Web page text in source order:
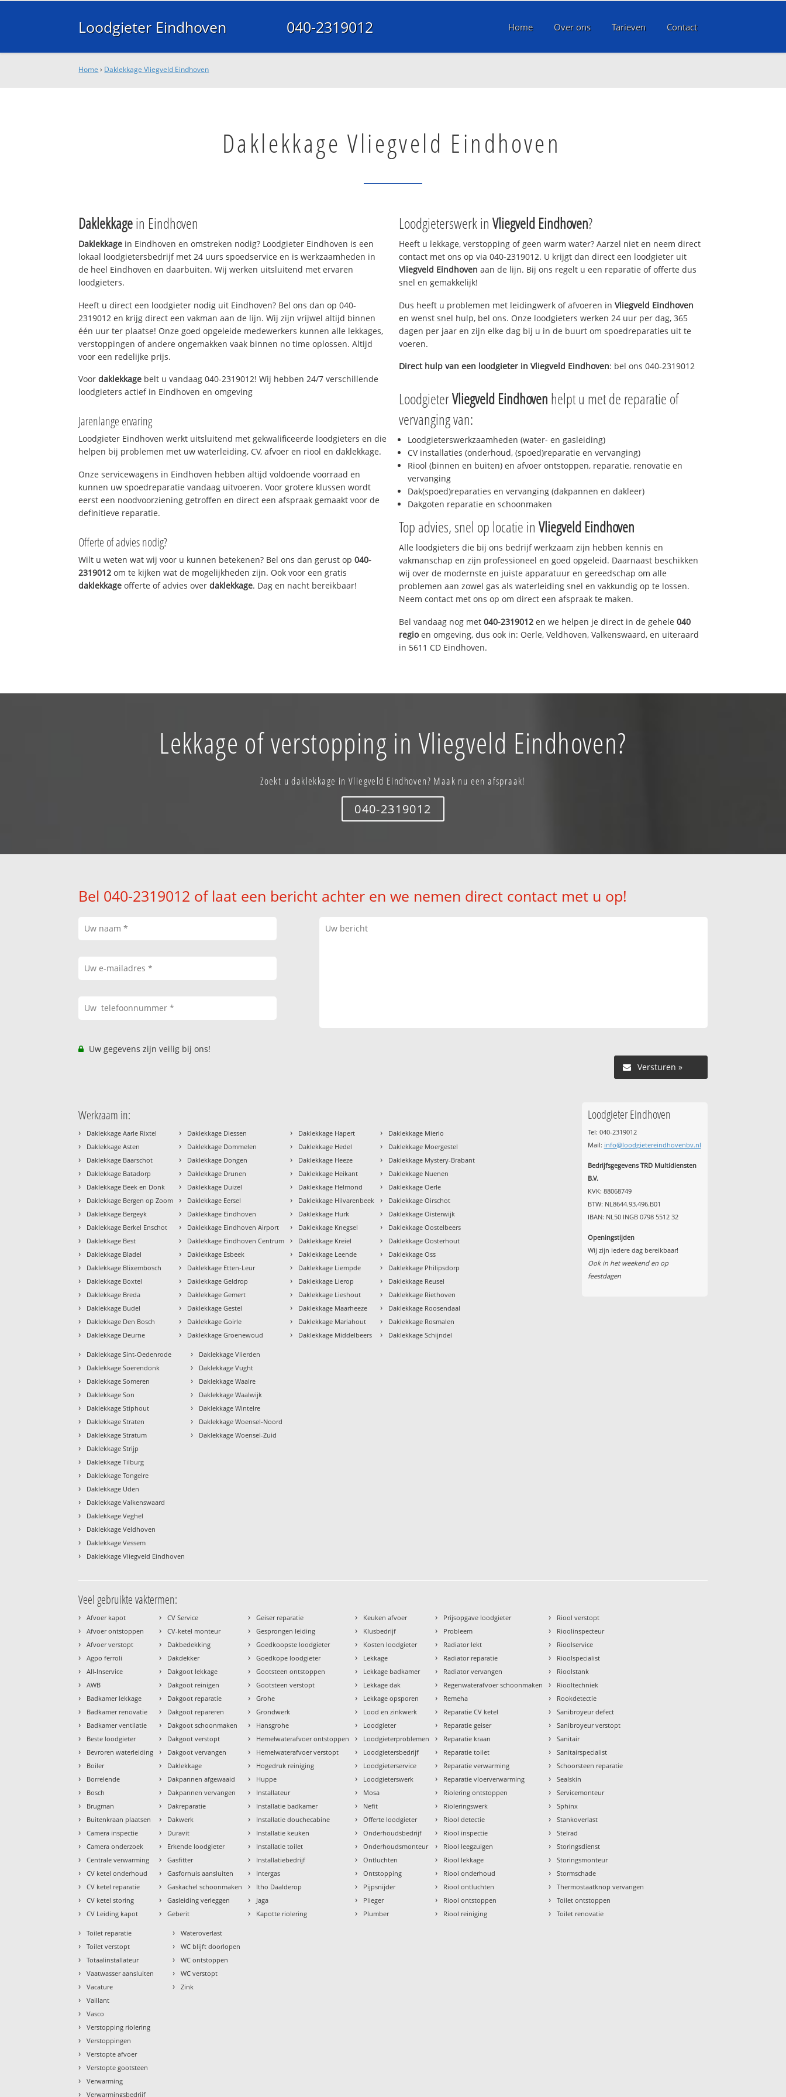
Loodgieter Eindhoven 040-2319012 Home Over ons Tarieven Contact
Home › Daklekkage Vliegveld Eindhoven
Daklekkage Vliegveld Eindhoven
Daklekkagein Eindhoven
Daklekkage in Eindhoven en omstreken nodig? Loodgieter Eindhoven is een
lokaal loodgietersbedrijf met 24 uurs spoedservice en is werkzaamheden in
de heel Eindhoven en daarbuiten. Wij werken uitsluitend met ervaren
loodgieters.
Heeft u direct een loodgieter nodig uit Eindhoven? Bel ons dan op 040-
2319012 en krijg direct een vakman aan de lijn. Wij zijn vrijwel altijd binnen
één uur ter plaatse! Onze goed opgeleide medewerkers kunnen alle lekkages,
verstoppingen of andere ongemakken vaak binnen no time oplossen. Altijd
voor een redelijke prijs.
Voordaklekkage belt u vandaag 040-2319012! Wij hebben 24/7 verschillende
loodgieters actief in Eindhoven en omgeving
Jarenlange ervaring
Loodgieter Eindhoven werkt uitsluitend met gekwalificeerde loodgieters en die
helpen bij problemen met uw waterleiding, CV, afvoer en riool en daklekkage.
Onze servicewagens in Eindhoven hebben altijd voldoende voorraad en
kunnen uw spoedreparatie vandaag uitvoeren. Voor grotere klussen wordt
eerst een noodvoorziening getroffen en direct een afspraak gemaakt voor de
definitieve reparatie.
Offerte of advies nodig?
Wilt u weten wat wij voor u kunnen betekenen? Bel ons dan gerust op040-
2319012 om te kijken wat de mogelijkheden zijn. Ook voor een gratis
daklekkage offerte of advies overdaklekkage. Dag en nacht bereikbaar!
Loodgieterswerk in Vliegveld Eindhoven?
Heeft u lekkage, verstopping of geen warm water? Aarzel niet en neem direct
contact met ons op via 040-2319012. U krijgt dan direct een loodgieter uit
Vliegveld Eindhoven aan de lijn. Bij ons regelt u een reparatie of offerte dus
snel en gemakkelijk!
Dus heeft u problemen met leidingwerk of afvoeren in Vliegveld Eindhoven
en wenst snel hulp, bel ons. Onze loodgieters werken 24 uur per dag, 365
dagen per jaar en zijn elke dag bij u in de buurt om spoedreparaties uit te
voeren.
Direct hulp van een loodgieter in Vliegveld Eindhoven: bel ons 040-2319012
LoodgieterVliegveld Eindhoven helpt u met de reparatie of
vervanging van:
Loodgieterswerkzaamheden (water- en gasleiding)
CV installaties (onderhoud, (spoed)reparatie en vervanging)
Riool (binnen en buiten) en afvoer ontstoppen, reparatie, renovatie en
vervanging
Dak(spoed)reparaties en vervanging (dakpannen en dakleer)
Dakgoten reparatie en schoonmaken
Top advies, snel op locatie in Vliegveld Eindhoven
Alle loodgieters die bij ons bedrijf werkzaam zijn hebben kennis en
vakmanschap en zijn professioneel en goed opgeleid. Daarnaast beschikken
wij over de modernste en juiste apparatuur en gereedschap om alle
problemen aan zowel gas als waterleiding snel en vakkundig op te lossen.
Neem contact met ons op om direct een afspraak te maken.
Bel vandaag nog met 040-2319012 en we helpen je direct in de gehele 040
regioen omgeving, dus ook in: Oerle, Veldhoven, Valkenswaard, en uiteraard
in 5611 CD Eindhoven.
Lekkage of verstopping in Vliegveld Eindhoven?
Zoekt u daklekkage in Vliegveld Eindhoven? Maak nu een afspraak!
040-2319012
Bel 040-2319012 of laat een bericht achter en we nemen direct contact met u op!
Uw gegevens zijn veilig bij ons!
Versturen »
Werkzaam in:
› Daklekkage Aarle Rixtel
› Daklekkage Asten
› Daklekkage Baarschot
› Daklekkage Batadorp
› Daklekkage Beek en Donk
› Daklekkage Bergen op Zoom
› Daklekkage Bergeyk
› Daklekkage Berkel Enschot
› Daklekkage Best
› Daklekkage Bladel
› Daklekkage Blixembosch
› Daklekkage Boxtel
› Daklekkage Breda
› Daklekkage Budel
› Daklekkage Den Bosch
› Daklekkage Deurne
› Daklekkage Diessen
› Daklekkage Dommelen
› Daklekkage Dongen
› Daklekkage Drunen
› Daklekkage Duizel
› Daklekkage Eersel
› Daklekkage Eindhoven
› Daklekkage Eindhoven Airport
› Daklekkage Eindhoven Centrum
› Daklekkage Esbeek
› Daklekkage Etten-Leur
› Daklekkage Geldrop
› Daklekkage Gemert
› Daklekkage Gestel
› Daklekkage Goirle
› Daklekkage Groenewoud
› Daklekkage Hapert
› Daklekkage Hedel
› Daklekkage Heeze
› Daklekkage Heikant
› Daklekkage Helmond
› Daklekkage Hilvarenbeek
› Daklekkage Hurk
› Daklekkage Knegsel
› Daklekkage Kreiel
› Daklekkage Leende
› Daklekkage Liempde
› Daklekkage Lierop
› Daklekkage Lieshout
› Daklekkage Maarheeze
› Daklekkage Mariahout
› Daklekkage Middelbeers
› Daklekkage Mierlo
› Daklekkage Moergestel
› Daklekkage Mystery-Brabant
› Daklekkage Nuenen
› Daklekkage Oerle
› Daklekkage Oirschot
› Daklekkage Oisterwijk
› Daklekkage Oostelbeers
› Daklekkage Oosterhout
› Daklekkage Oss
› Daklekkage Philipsdorp
› Daklekkage Reusel
› Daklekkage Riethoven
› Daklekkage Roosendaal
› Daklekkage Rosmalen
› Daklekkage Schijndel
› Daklekkage Sint-Oedenrode
› Daklekkage Soerendonk
› Daklekkage Someren
› Daklekkage Son
› Daklekkage Stiphout
› Daklekkage Straten
› Daklekkage Stratum
› Daklekkage Strijp
› Daklekkage Tilburg
› Daklekkage Tongelre
› Daklekkage Uden
› Daklekkage Valkenswaard
› Daklekkage Veghel
› Daklekkage Veldhoven
› Daklekkage Vessem
› Daklekkage Vliegveld Eindhoven
› Daklekkage Vlierden
› Daklekkage Vught
› Daklekkage Waalre
› Daklekkage Waalwijk
› Daklekkage Wintelre
› Daklekkage Woensel-Noord
› Daklekkage Woensel-Zuid
Loodgieter Eindhoven
Tel: 040-2319012
Mail: info@loodgietereindhovenbv.nl
Bedrijfsgegevens TRD Multidiensten
B.V.
KVK: 88068749
BTW: NL8644.93.496.B01
IBAN: NL50 INGB 0798 5512 32
Openingstijden
Wij zijn iedere dag bereikbaar!
Ook in het weekend en op
feestdagen
Veel gebruikte vaktermen:
› Afvoer kapot
› Afvoer ontstoppen
› Afvoer verstopt
› Agpo ferroli
› All-Inservice
› AWB
› Badkamer lekkage
› Badkamer renovatie
› Badkamer ventilatie
› Beste loodgieter
› Bevroren waterleiding
› Boiler
› Borrelende
› Bosch
› Brugman
› Buitenkraan plaatsen
› Camera inspectie
› Camera onderzoek
› Centrale verwarming
› CV ketel onderhoud
› CV ketel reparatie
› CV ketel storing
› CV Leiding kapot
› CV Service
› CV-ketel monteur
› Dakbedekking
› Dakdekker
› Dakgoot lekkage
› Dakgoot reinigen
› Dakgoot reparatie
› Dakgoot repareren
› Dakgoot schoonmaken
› Dakgoot verstopt
› Dakgoot vervangen
› Daklekkage
› Dakpannen afgewaaid
› Dakpannen vervangen
› Dakreparatie
› Dakwerk
› Duravit
› Erkende loodgieter
› Gasfitter
› Gasfornuis aansluiten
› Gaskachel schoonmaken
› Gasleiding verleggen
› Geberit
› Geiser reparatie
› Gesprongen leiding
› Goedkoopste loodgieter
› Goedkope loodgieter
› Gootsteen ontstoppen
› Gootsteen verstopt
› Grohe
› Grondwerk
› Hansgrohe
› Hemelwaterafvoer ontstoppen
› Hemelwaterafvoer verstopt
› Hogedruk reiniging
› Huppe
› Installateur
› Installatie badkamer
› Installatie douchecabine
› Installatie keuken
› Installatie toilet
› Installatiebedrijf
› Intergas
› Itho Daalderop
› Jaga
› Kapotte riolering
› Keuken afvoer
› Klusbedrijf
› Kosten loodgieter
› Lekkage
› Lekkage badkamer
› Lekkage dak
› Lekkage opsporen
› Lood en zinkwerk
› Loodgieter
› Loodgieterproblemen
› Loodgietersbedrijf
› Loodgieterservice
› Loodgieterswerk
› Mosa
› Nefit
› Offerte loodgieter
› Onderhoudsbedrijf
› Onderhoudsmonteur
› Ontluchten
› Ontstopping
› Pijpsnijder
› Plieger
› Plumber
› Prijsopgave loodgieter
› Probleem
› Radiator lekt
› Radiator reparatie
› Radiator vervangen
› Regenwaterafvoer schoonmaken
› Remeha
› Reparatie CV ketel
› Reparatie geiser
› Reparatie kraan
› Reparatie toilet
› Reparatie verwarming
› Reparatie vloerverwarming
› Riolering ontstoppen
› Rioleringswerk
› Riool detectie
› Riool inspectie
› Riool leegzuigen
› Riool lekkage
› Riool onderhoud
› Riool ontluchten
› Riool ontstoppen
› Riool reiniging
› Riool verstopt
› Rioolinspecteur
› Rioolservice
› Rioolspecialist
› Rioolstank
› Riooltechniek
› Rookdetectie
› Sanibroyeur defect
› Sanibroyeur verstopt
› Sanitair
› Sanitairspecialist
› Schoorsteen reparatie
› Sealskin
› Servicemonteur
› Sphinx
› Stankoverlast
› Stelrad
› Storingsdienst
› Storingsmonteur
› Stormschade
› Thermostaatknop vervangen
› Toilet ontstoppen
› Toilet renovatie
› Toilet reparatie
› Toilet verstopt
› Totaalinstallateur
› Vaatwasser aansluiten
› Vacature
› Vaillant
› Vasco
› Verstopping riolering
› Verstoppingen
› Verstopte afvoer
› Verstopte gootsteen
› Verwarming
› Verwarmingsbedrijf
› Wateroverlast
› WC blijft doorlopen
› WC ontstoppen
› WC verstopt
› Zink